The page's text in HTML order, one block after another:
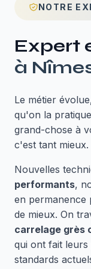
NOTRE
Expert
à
Le métier
qu'on la
grand-chose à
c'est tant mieux.
Nouvelles
performants,
en permanence
de mieux. On
carrelage grès
qui ont fait
standards